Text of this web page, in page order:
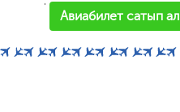
'
Авиабилет сатып